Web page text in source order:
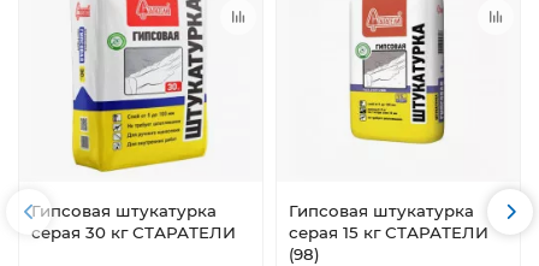
Гипсовая штукатурка
серая 30 кг СТАРАТЕЛИ
Гипсовая штукатурка
серая 15 кг СТАРАТЕЛИ
(98)